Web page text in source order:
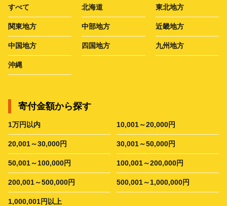
すべて 北海道 東北地方
関東地方 中部地方 近畿地方
中国地方 四国地方 九州地方
沖縄
寄付金額から探す
1万円以内 10,001～20,000円
20,001～30,000円 30,001～50,000円
50,001～100,000円 100,001～200,000円
200,001～500,000円 500,001～1,000,000円
1,000,001円以上